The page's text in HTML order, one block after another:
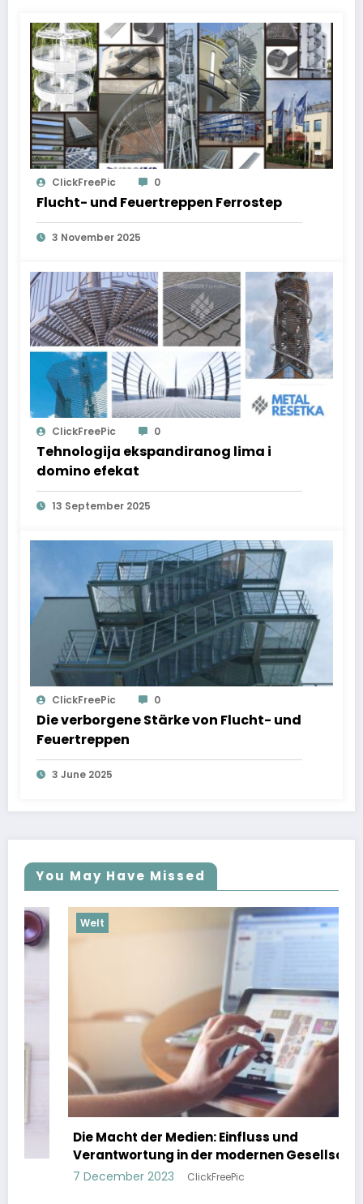
ClickFreePic 0
Flucht- und Feuertreppen Ferrostep
3 November 2025
ClickFreePic 0
Tehnologija ekspandiranog lima i
domino efekat
13 September 2025
ClickFreePic 0
Die verborgene Stärke von Flucht- und
Feuertreppen
3 June 2025
You May Have Missed
Welt
Die Macht der Medien: Einfluss und
Verantwortung in der modernen Gesellschaft
7 December 2023 ClickFreePic